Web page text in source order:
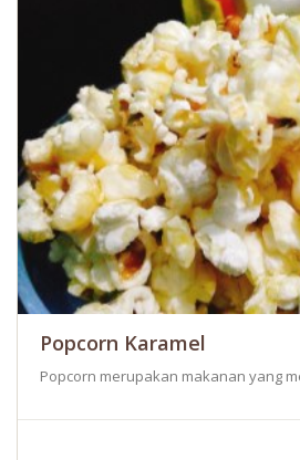
Popcorn Karamel
Popcorn merupakan makanan yang